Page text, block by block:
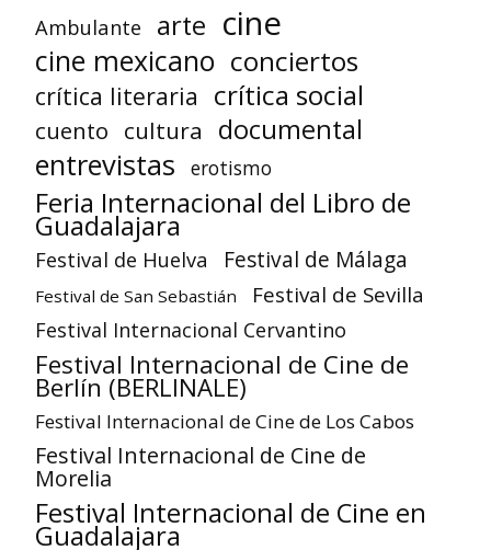
Ambulante arte cine
cine mexicano conciertos
crítica literaria crítica social
cuento cultura documental
entrevistas erotismo
Feria Internacional del Libro de
Guadalajara
Festival de Huelva Festival de Málaga
Festival de San Sebastián Festival de Sevilla
Festival Internacional Cervantino
Festival Internacional de Cine de
Berlín (BERLINALE)
Festival Internacional de Cine de Los Cabos
Festival Internacional de Cine de
Morelia
Festival Internacional de Cine en
Guadalajara